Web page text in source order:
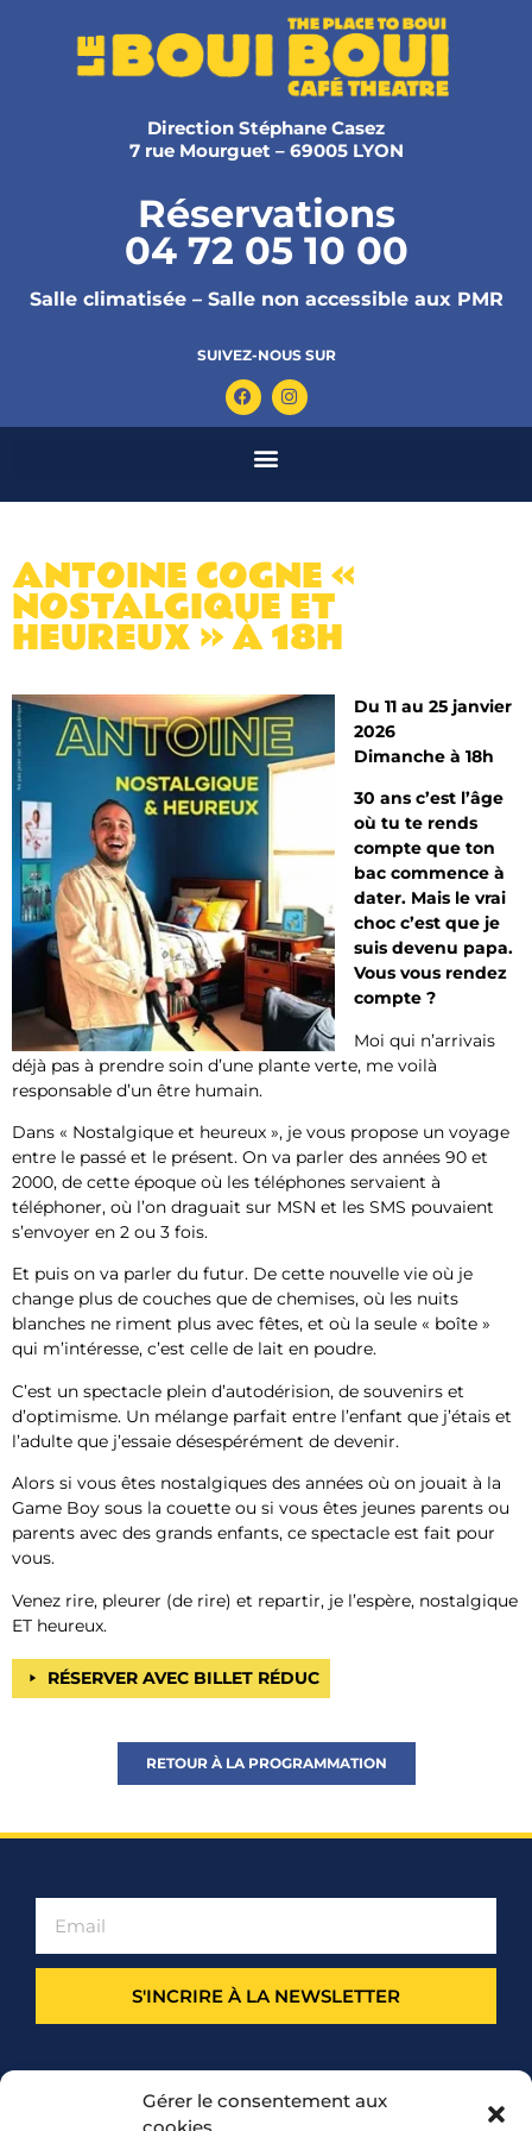
Gérer le consentement aux
Direction Stéphane Casez
7 rue Mourguet – 69005 LYON
Réservations
04 72 05 10 00
Salle climatisée – Salle non accessible aux PMR
SUIVEZ-NOUS SUR
ANTOINE COGNE «
NOSTALGIQUE ET
HEUREUX » À 18H
Du 11 au 25 janvier
2026
Dimanche à 18h
30 ans c’est l’âge
où tu te rends
compte que ton
bac commence à
dater. Mais le vrai
choc c’est que je
suis devenu papa.
Vous vous rendez
compte ?
Moi qui n’arrivais
déjà pas à prendre soin d’une plante verte, me voilà
responsable d’un être humain.
Dans « Nostalgique et heureux », je vous propose un voyage
entre le passé et le présent. On va parler des années 90 et
2000, de cette époque où les téléphones servaient à
téléphoner, où l’on draguait sur MSN et les SMS pouvaient
s’envoyer en 2 ou 3 fois.
Et puis on va parler du futur. De cette nouvelle vie où je
change plus de couches que de chemises, où les nuits
blanches ne riment plus avec fêtes, et où la seule « boîte »
qui m’intéresse, c’est celle de lait en poudre.
C’est un spectacle plein d’autodérision, de souvenirs et
d’optimisme. Un mélange parfait entre l’enfant que j’étais et
l’adulte que j’essaie désespérément de devenir.
Alors si vous êtes nostalgiques des années où on jouait à la
Game Boy sous la couette ou si vous êtes jeunes parents ou
parents avec des grands enfants, ce spectacle est fait pour
vous.
Venez rire, pleurer (de rire) et repartir, je l’espère, nostalgique
ET heureux.
RÉSERVER AVEC BILLET RÉDUC
RETOUR À LA PROGRAMMATION
S'INCRIRE À LA NEWSLETTER